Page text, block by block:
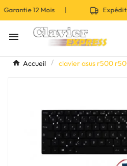
12 Mois |

Accueil clavier asus r500